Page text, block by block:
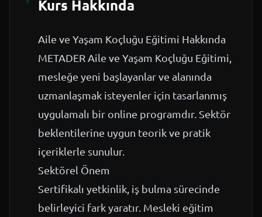
Kurs Hakkında
Aile ve Yaşam Koçluğu Eğitimi Hakkında
METADER Aile ve Yaşam Koçluğu Eğitimi,
mesleğe yeni başlayanlar ve alanında
uzmanlaşmak isteyenler için tasarlanmış
uygulamalı bir online programdır. Sektör
beklentilerine uygun teorik ve pratik
içeriklerle sunulur.
Sektörel Önem
Sertifikalı yetkinlik, iş bulma sürecinde
belirleyici fark yaratır. Mesleki eğitim